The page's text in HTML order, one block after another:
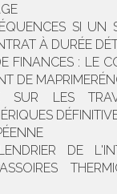
SI UN
À DURÉE
FINANCES : LE
DE
SUR LES
DE